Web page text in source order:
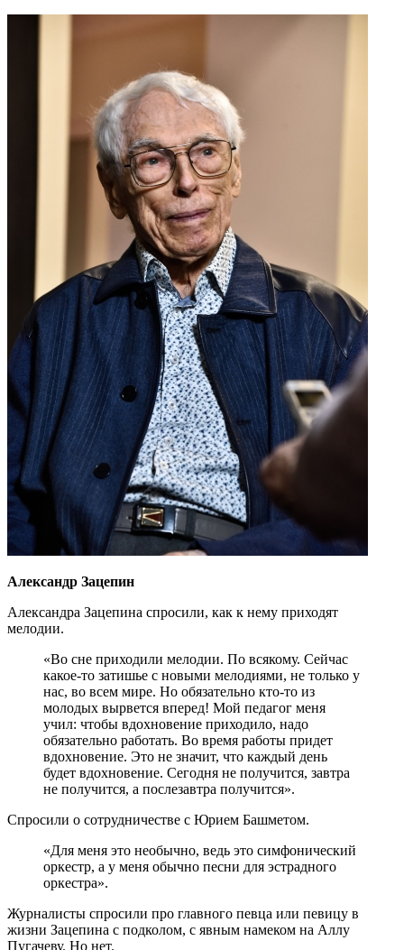
Александр Зацепин
Александра Зацепина спросили, как к нему приходят
мелодии.
«Во сне приходили мелодии. По всякому. Сейчас
какое-то затишье с новыми мелодиями, не только у
нас, во всем мире. Но обязательно кто-то из
молодых вырвется вперед! Мой педагог меня
учил: чтобы вдохновение приходило, надо
обязательно работать. Во время работы придет
вдохновение. Это не значит, что каждый день
будет вдохновение. Сегодня не получится, завтра
не получится, а послезавтра получится».
Спросили о сотрудничестве с Юрием Башметом.
«Для меня это необычно, ведь это симфонический
оркестр, а у меня обычно песни для эстрадного
оркестра».
Журналисты спросили про главного певца или певицу в
жизни Зацепина с подколом, с явным намеком на Аллу
Пугачеву. Но нет.